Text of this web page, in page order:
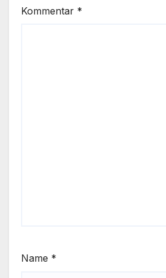
Kommentar *
Name *